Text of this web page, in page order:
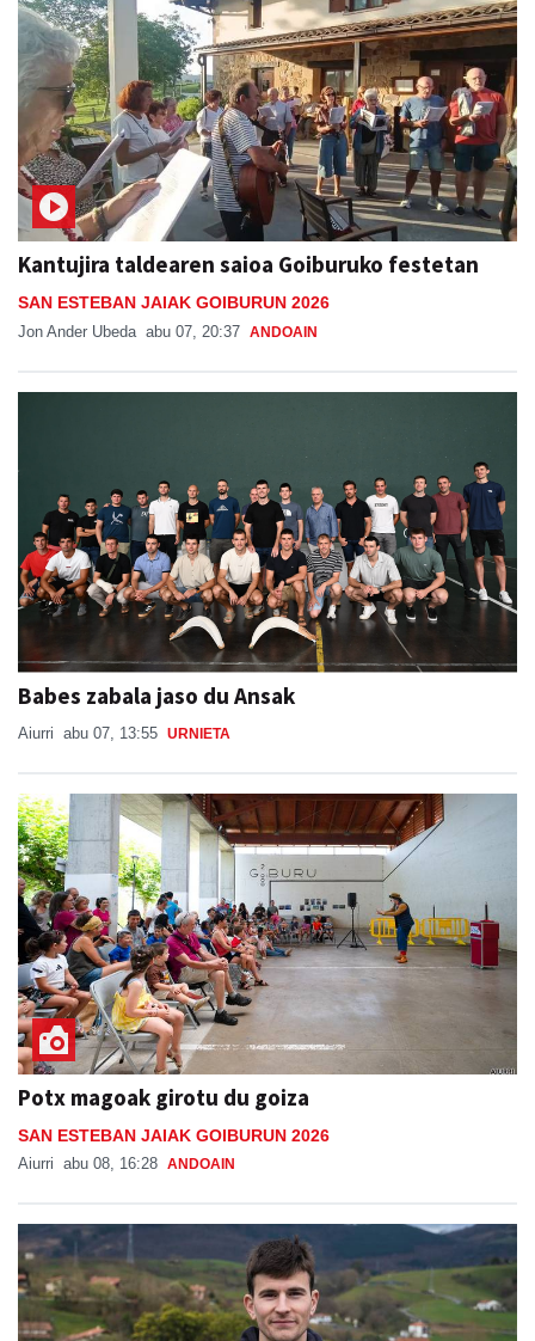
Kantujira taldearen saioa Goiburuko festetan
SAN ESTEBAN JAIAK GOIBURUN 2026
Jon Ander Ubeda abu 07, 20:37 ANDOAIN
Babes zabala jaso du Ansak
Aiurri abu 07, 13:55 URNIETA
Potx magoak girotu du goiza
SAN ESTEBAN JAIAK GOIBURUN 2026
Aiurri abu 08, 16:28 ANDOAIN